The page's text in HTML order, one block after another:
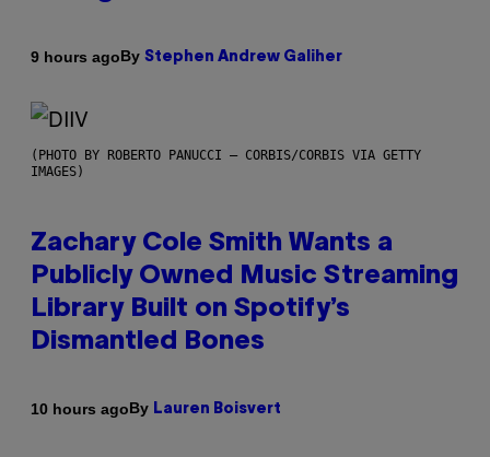
9 hours agoBy Stephen Andrew Galiher
(PHOTO BY ROBERTO PANUCCI – CORBIS/CORBIS VIA GETTY
IMAGES)
Zachary Cole Smith Wants a
Publicly Owned Music Streaming
Library Built on Spotify’s
Dismantled Bones
10 hours agoBy Lauren Boisvert